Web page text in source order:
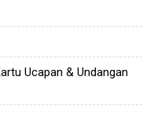
Ucapan & Undangan